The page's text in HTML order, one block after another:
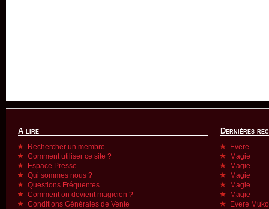
A lire
Rechercher un membre
Comment utiliser ce site ?
Espace Presse
Qui sommes nous ?
Questions Fréquentes
Comment on devient magicien ?
Conditions Générales de Vente
Dernières
Evere
Magie
Magie
Magie
Magie
Magie
Evere